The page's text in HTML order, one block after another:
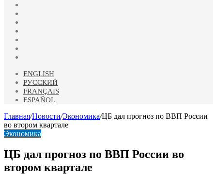
ENGLISH
РУССКИЙ
FRANÇAIS
ESPAÑOL
Главная/Новости/Экономика/ЦБ дал прогноз по ВВП России
во втором квартале
Экономика
ЦБ дал прогноз по ВВП России во
втором квартале